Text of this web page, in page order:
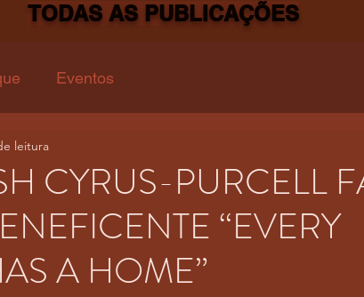
TODAS AS PUBLICAÇÕES
Eventos
CYRUS-PURCELL
“EVERY
A HOME”
leitura